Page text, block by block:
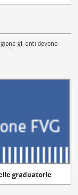
gli enti devono
graduatorie